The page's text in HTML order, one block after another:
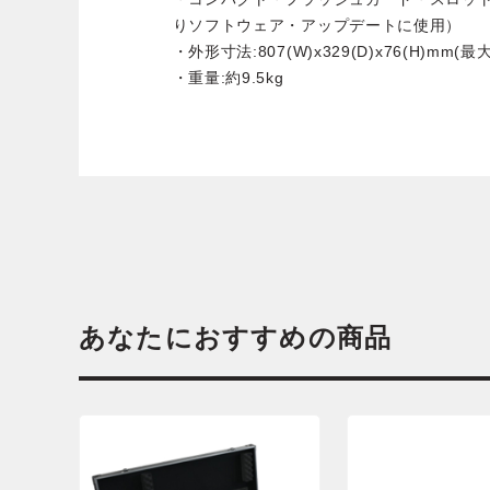
りソフトウェア・アップデートに使用）
・外形寸法:807(W)x329(D)x76(H)mm(最
・重量:約9.5kg
あなたにおすすめの商品